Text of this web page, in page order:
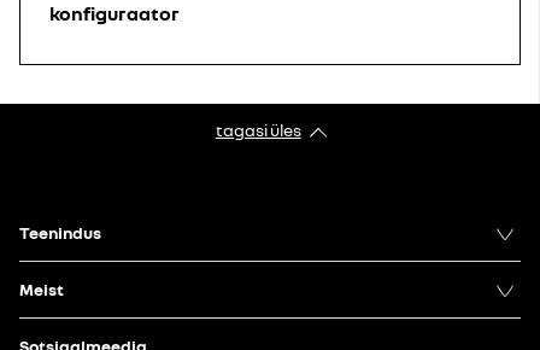
konfiguraator
tagasi üles
Teenindus
Meist
Sotsiaalmeedia